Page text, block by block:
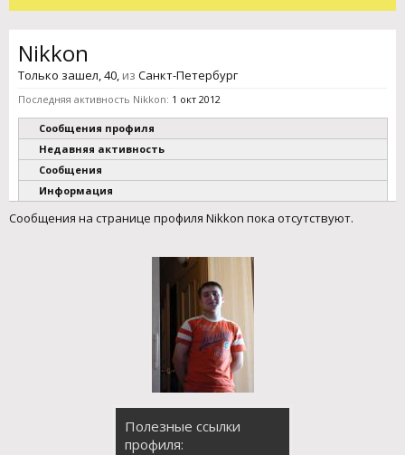
Полезные ссылки
профиля:
Nikkon
Только зашел, 40, из Санкт-Петербург
Последняя активность Nikkon: 1 окт 2012
Сообщения профиля
Недавняя активность
Сообщения
Информация
Сообщения на странице профиля Nikkon пока отсутствуют.